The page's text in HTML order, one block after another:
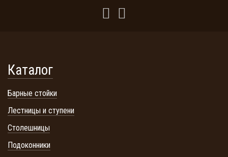
Каталог
Барные стойки
Лестницы и ступени
Столешницы
Подоконники